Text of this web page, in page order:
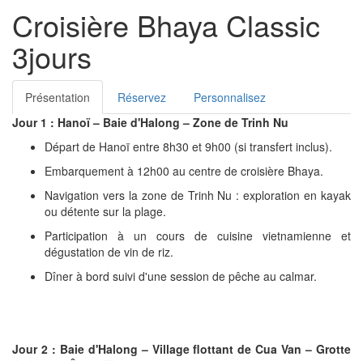
Croisière Bhaya Classic
3jours
Présentation Réservez
Personnalisez
Jour 1 : Hanoï – Baie d'Halong – Zone de Trinh Nu
Départ de Hanoï entre 8h30 et 9h00 (si transfert inclus).
Embarquement à 12h00 au centre de croisière Bhaya.
Navigation vers la zone de Trinh Nu : exploration en kayak
ou détente sur la plage.
Participation à un cours de cuisine vietnamienne et
dégustation de vin de riz.
Dîner à bord suivi d'une session de pêche au calmar.
Jour 2 : Baie d'Halong – Village flottant de Cua Van – Grotte